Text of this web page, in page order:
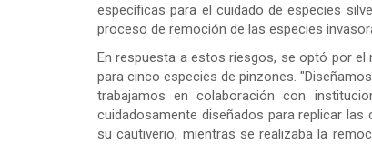
específicas para el cuidado de especies
proceso de remoción de las especies
En respuesta a estos riesgos, se optó por
para cinco especies de pinzones.
trabajamos en colaboración con
cuidadosamente diseñados para replicar
su cautiverio, mientras se realizaba la